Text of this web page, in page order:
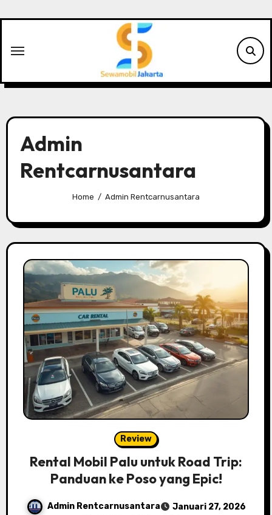
Admin
Rentcarnusantara
Home Admin Rentcarnusantara
Review
Rental Mobil Palu untuk Road Trip:
Panduan ke Poso yang Epic!
Admin Rentcarnusantara
Januari 27, 2026